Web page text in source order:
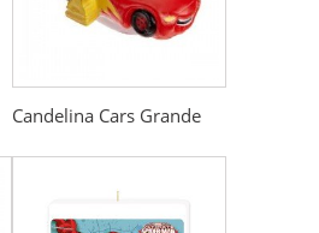
Candelina Cars Grande